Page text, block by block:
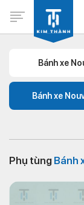
Bánh xe
Bánh xe
Phụ tùng Bánh